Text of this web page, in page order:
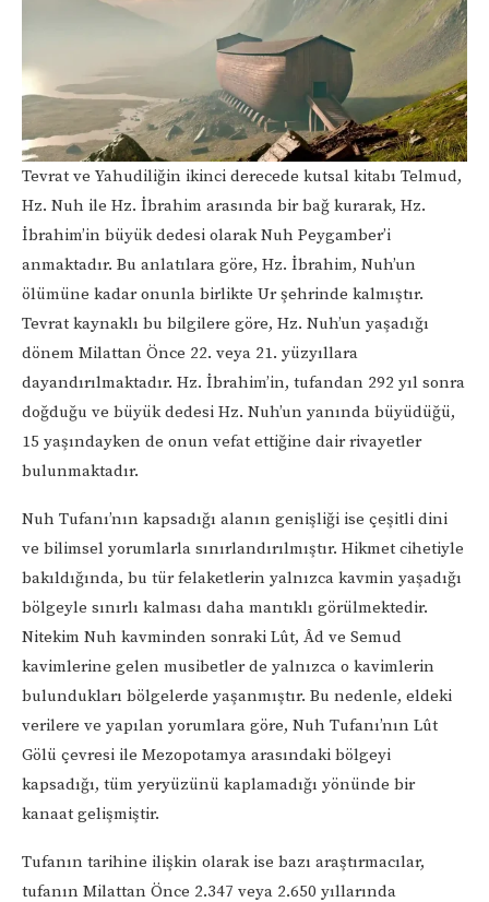
Tevrat ve Yahudiliğin ikinci derecede kutsal kitabı Telmud,
Hz. Nuh ile Hz. İbrahim arasında bir bağ kurarak, Hz.
İbrahim’in büyük dedesi olarak Nuh Peygamber’i
anmaktadır. Bu anlatılara göre, Hz. İbrahim, Nuh’un
ölümüne kadar onunla birlikte Ur şehrinde kalmıştır.
Tevrat kaynaklı bu bilgilere göre, Hz. Nuh’un yaşadığı
dönem Milattan Önce 22. veya 21. yüzyıllara
dayandırılmaktadır. Hz. İbrahim’in, tufandan 292 yıl sonra
doğduğu ve büyük dedesi Hz. Nuh’un yanında büyüdüğü,
15 yaşındayken de onun vefat ettiğine dair rivayetler
bulunmaktadır.
Nuh Tufanı’nın kapsadığı alanın genişliği ise çeşitli dini
ve bilimsel yorumlarla sınırlandırılmıştır. Hikmet cihetiyle
bakıldığında, bu tür felaketlerin yalnızca kavmin yaşadığı
bölgeyle sınırlı kalması daha mantıklı görülmektedir.
Nitekim Nuh kavminden sonraki Lût, Âd ve Semud
kavimlerine gelen musibetler de yalnızca o kavimlerin
bulundukları bölgelerde yaşanmıştır. Bu nedenle, eldeki
verilere ve yapılan yorumlara göre, Nuh Tufanı’nın Lût
Gölü çevresi ile Mezopotamya arasındaki bölgeyi
kapsadığı, tüm yeryüzünü kaplamadığı yönünde bir
kanaat gelişmiştir.
Tufanın tarihine ilişkin olarak ise bazı araştırmacılar,
tufanın Milattan Önce 2.347 veya 2.650 yıllarında